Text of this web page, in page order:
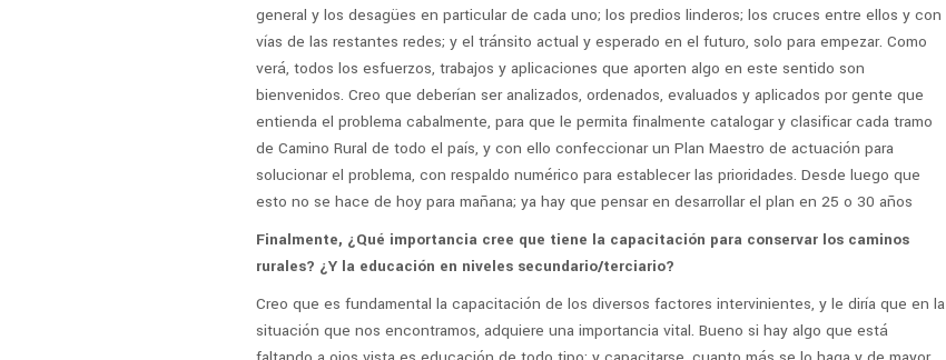
general y los desagües en particular de cada uno; los predios linderos; los cruces entre ellos y con
vías de las restantes redes; y el tránsito actual y esperado en el futuro, solo para empezar. Como
verá, todos los esfuerzos, trabajos y aplicaciones que aporten algo en este sentido son
bienvenidos. Creo que deberían ser analizados, ordenados, evaluados y aplicados por gente que
entienda el problema cabalmente, para que le permita finalmente catalogar y clasificar cada tramo
de Camino Rural de todo el país, y con ello confeccionar un Plan Maestro de actuación para
solucionar el problema, con respaldo numérico para establecer las prioridades. Desde luego que
esto no se hace de hoy para mañana; ya hay que pensar en desarrollar el plan en 25 o 30 años
Finalmente, ¿Qué importancia cree que tiene la capacitación para conservar los caminos
rurales? ¿Y la educación en niveles secundario/terciario?
Creo que es fundamental la capacitación de los diversos factores intervinientes, y le diría que en la
situación que nos encontramos, adquiere una importancia vital. Bueno si hay algo que está